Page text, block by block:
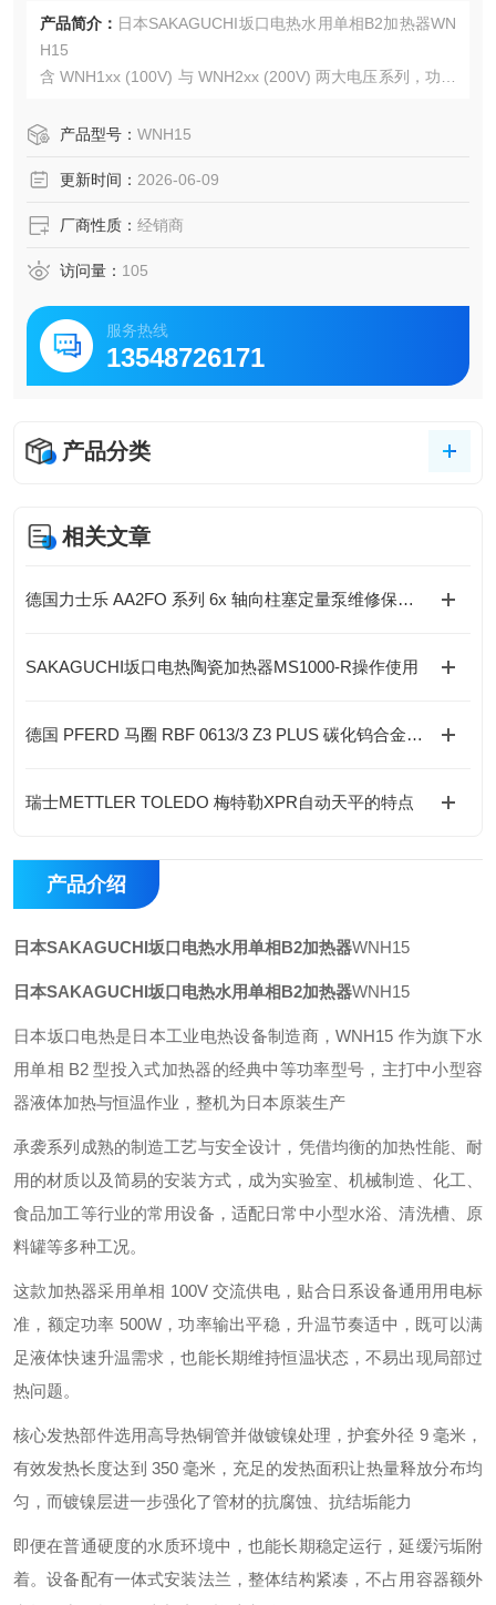
产品简介： 日本SAKAGUCHI坂口电热水用单相B2加热器WN
H15
含 WNH1xx (100V) 与 WNH2xx (200V) 两大电压系列，功率
与可旋转挂钩，防护等级 IPX4，水体≤80℃、油品≤150℃，
洗、轻工等多场景快速加热需求。
产品型号： WNH15
更新时间： 2026-06-09
厂商性质： 经销商
访问量： 105
服务热线
13548726171
产品分类
相关文章
德国力士乐 AA2FO 系列 6x 轴向柱塞定量泵维修保养技术规范
SAKAGUCHI坂口电热陶瓷加热器MS1000-R操作使用
德国 PFERD 马圈 RBF 0613/3 Z3 PLUS 碳化钨合金刀刃旋转锉 行业标准
瑞士METTLER TOLEDO 梅特勒XPR自动天平的特点
产品介绍
日本SAKAGUCHI坂口电热水用单相B2加热器WNH15
日本SAKAGUCHI坂口电热水用单相B2加热器WNH15
日本坂口电热是日本工业电热设备制造商，WNH15 作为旗下水
用单相 B2 型投入式加热器的经典中等功率型号，主打中小型容
器液体加热与恒温作业，整机为日本原装生产
承袭系列成熟的制造工艺与安全设计，凭借均衡的加热性能、耐
用的材质以及简易的安装方式，成为实验室、机械制造、化工、
食品加工等行业的常用设备，适配日常中小型水浴、清洗槽、原
料罐等多种工况。
这款加热器采用单相 100V 交流供电，贴合日系设备通用用电标
准，额定功率 500W，功率输出平稳，升温节奏适中，既可以满
足液体快速升温需求，也能长期维持恒温状态，不易出现局部过
热问题。
核心发热部件选用高导热铜管并做镀镍处理，护套外径 9 毫米，
有效发热长度达到 350 毫米，充足的发热面积让热量释放分布均
匀，而镀镍层进一步强化了管材的抗腐蚀、抗结垢能力
即便在普通硬度的水质环境中，也能长期稳定运行，延缓污垢附
着。设备配有一体式安装法兰，整体结构紧凑，不占用容器额外